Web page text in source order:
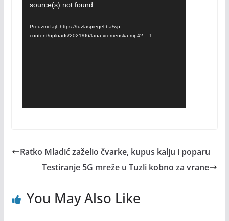
Player
source(s) not found
Preuzmi fajl: https://tuzlaspiegel.ba/wp-
content/uploads/2021/06/lana-vremenska.mp4?_=1
Ratko Mladić zaželio čvarke, kupus kalju i poparu
Testiranje 5G mreže u Tuzli kobno za vrane
You May Also Like